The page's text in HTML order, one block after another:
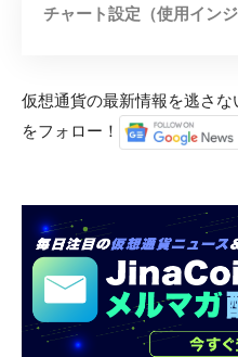
チャート設定（使用インジ
仮想通貨の最新情報を逃さ
をフォロー！